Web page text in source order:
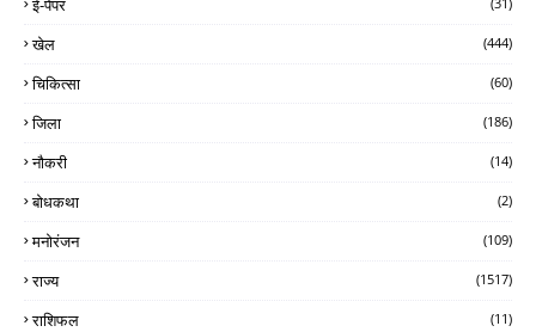
ई-पेपर
खेल (444)
चिकित्सा (60)
जिला (186)
नौकरी (14)
बोधकथा (2)
मनोरंजन (109)
राज्य (1517)
राशिफल (11)